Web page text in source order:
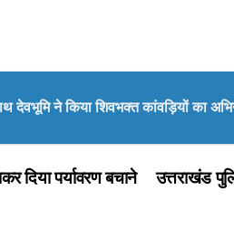
देवभूमि ने किया शिवभक्त कांवड़ियों का
उत्तराखंड
दिया पर्यावरण बचाने